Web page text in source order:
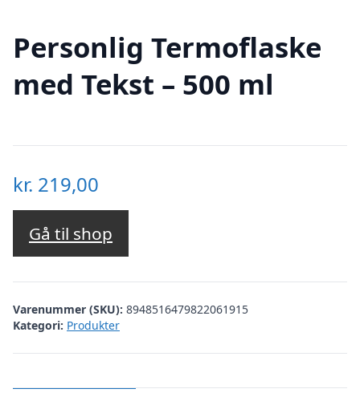
Personlig Termoflaske
med Tekst – 500 ml
kr. 219,00
Gå til shop
Varenummer (SKU): 8948516479822061915
Kategori: Produkter